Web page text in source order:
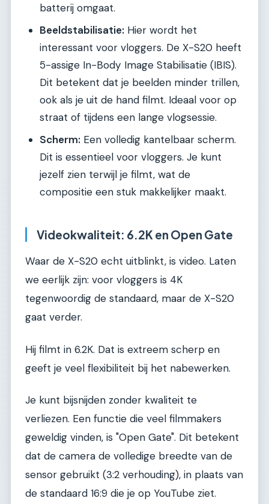
batterij omgaat.
Beeldstabilisatie: Hier wordt het
interessant voor vloggers. De X-S20 heeft
5-assige In-Body Image Stabilisatie (IBIS).
Dit betekent dat je beelden minder trillen,
ook als je uit de hand filmt. Ideaal voor op
straat of tijdens een lange vlogsessie.
Scherm: Een volledig kantelbaar scherm.
Dit is essentieel voor vloggers. Je kunt
jezelf zien terwijl je filmt, wat de
compositie een stuk makkelijker maakt.
Videokwaliteit: 6.2K en Open Gate
Waar de X-S20 echt uitblinkt, is video. Laten
we eerlijk zijn: voor vloggers is 4K
tegenwoordig de standaard, maar de X-S20
gaat verder.
Hij filmt in 6.2K. Dat is extreem scherp en
geeft je veel flexibiliteit bij het nabewerken.
Je kunt bijsnijden zonder kwaliteit te
verliezen. Een functie die veel filmmakers
geweldig vinden, is "Open Gate". Dit betekent
dat de camera de volledige breedte van de
sensor gebruikt (3:2 verhouding), in plaats van
de standaard 16:9 die je op YouTube ziet.